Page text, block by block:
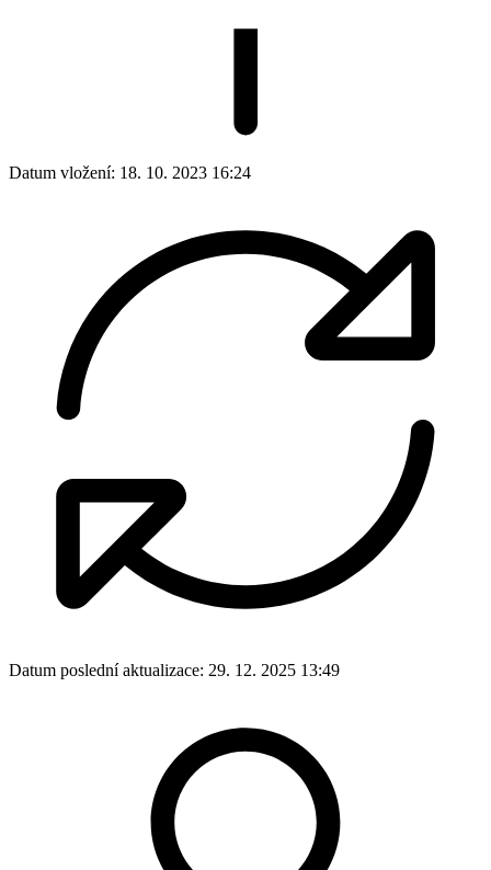
Datum vložení: 18. 10. 2023 16:24
Datum poslední aktualizace: 29. 12. 2025 13:49